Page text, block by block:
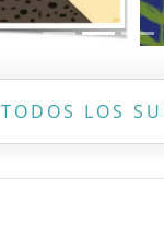
TODOS LOS